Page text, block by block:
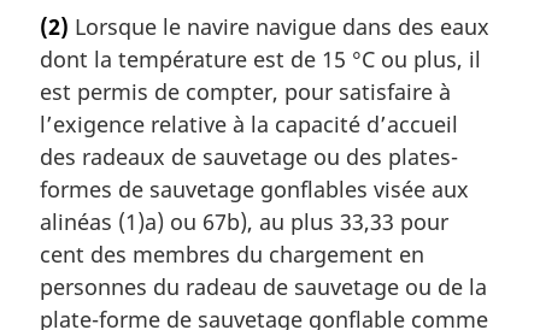
(2) Lorsque le navire navigue dans des eaux
dont la température est de 15 °C ou plus, il
est permis de compter, pour satisfaire à
l’exigence relative à la capacité d’accueil
des radeaux de sauvetage ou des plates-
formes de sauvetage gonflables visée aux
alinéas (1)a) ou 67b), au plus 33,33 pour
cent des membres du chargement en
personnes du radeau de sauvetage ou de la
plate-forme de sauvetage gonflable comme